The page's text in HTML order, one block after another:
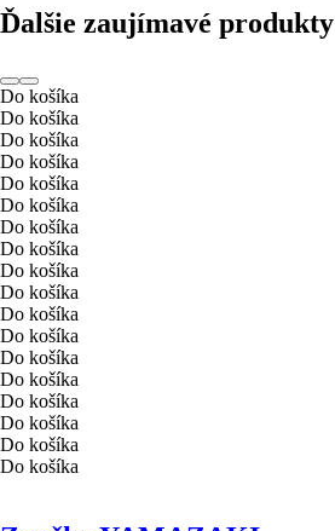
Ďalšie zaujímavé produkty
Do košíka
Do košíka
Do košíka
Do košíka
Do košíka
Do košíka
Do košíka
Do košíka
Do košíka
Do košíka
Do košíka
Do košíka
Do košíka
Do košíka
Do košíka
Do košíka
Do košíka
Do košíka